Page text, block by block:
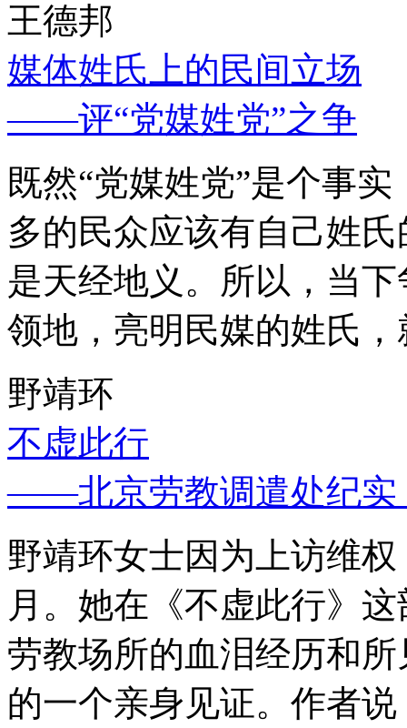
王德邦
媒体姓氏上的民间立场
——评“党媒姓党”之争
既然“党媒姓党”是个事
多的民众应该有自己姓
是天经地义。所以，当
领地，亮明民媒的姓氏
野靖环
不虚此行
——北京劳教调遣处纪实
野靖环女士因为上访维
月。她在《不虚此行》
劳教场所的血泪经历和
的一个亲身见证。作者